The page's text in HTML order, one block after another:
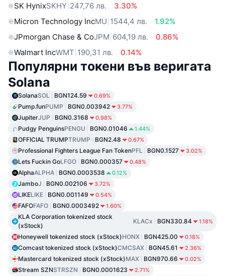
SK HynixSKHY 247,76 лв.
3.30%
Micron Technology IncMU 1544,4 лв.
1.92%
JPmorgan Chase & CoJPM 604,19 лв.
0.86%
Walmart IncWMT 190,31 лв. 0.14%
Популярни токени във веригата
Solana
SolanaSOL BGN124.59 0.69%
Pump.funPUMP BGN0.003942 3.77%
JupiterJUP BGN0.3168 0.98%
Pudgy PenguinsPENGU BGN0.01046 1.44%
OFFICIAL TRUMPTRUMP BGN2.48 0.67%
Professional Fighters League Fan TokenPFL BGN0.1527 3.02%
Lets Fuckin GoLFGO BGN0.000357 0.48%
AlphaALPHA BGN0.0003538 0.12%
JamboJ BGN0.002106 3.72%
LIKELIKE BGN0.001149 0.54%
FAFOFAFO BGN0.0003492 1.60%
KLA Corporation tokenized stock
(xStock)
KLACx BGN330.84 1.18%
Honeywell tokenized stock (xStock)HONX BGN425.00 0.18%
Comcast tokenized stock (xStock)CMCSAX BGN45.61 2.36%
Mastercard tokenized stock (xStock)MAX BGN970.66 0.02%
Stream SZNSTRSZN BGN0.0001623 2.71%